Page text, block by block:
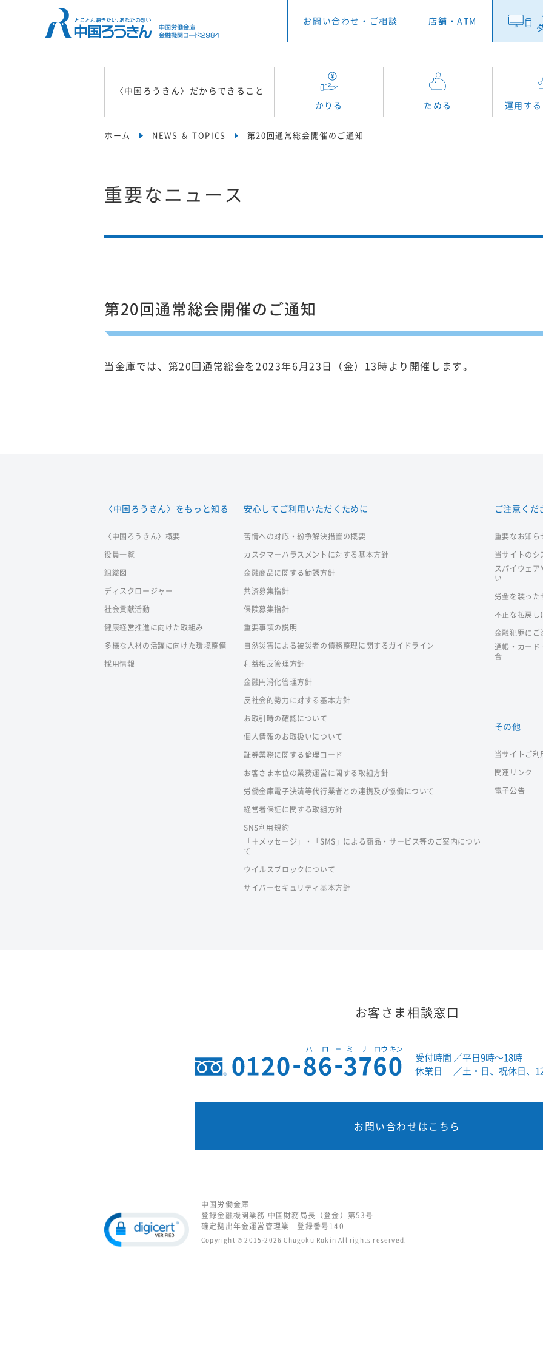
お問い合わせ ・ ご相談 店舗 ・ATM
〈中国ろうきん〉だからできること
かりる
ためる 運用す
ホーム NEWS ＆ TOPICS 第20回通常総会開催のご通知
重要なニュース
第20回通常総会開催のご通知
当金庫では、第20回通常総会を2023年6月23日（金）13時より開催します。
〈中国ろうきん〉をもっと知る
〈中国ろうきん〉概要
役員一覧
組織図
ディスクロージャー
社会貢献活動
健康経営推進に向けた取組み
多様な人材の活躍に向けた環境整備
採用情報
安心してご利用いただくために
苦情への対応・紛争解決措置の概要
カスタマーハラスメントに対する基本方針
金融商品に関する勧誘方針
共済募集指針
保険募集指針
重要事項の説明
自然災害による被災者の債務整理に関するガイドライン
利益相反管理方針
金融円滑化管理方針
反社会的勢力に対する基本方針
お取引時の確認について
個人情報のお取扱いについて
証券業務に関する倫理コード
お客さま本位の業務運営に関する取組方針
労働金庫電子決済等代行業者との連携及び協働について
経営者保証に関する取組方針
SNS利用規約
「＋メッセージ」・「SMS」による商品・サービス等のご案内につい
て
ウイルスブロックについて
サイバーセキュリティ基本方針
ご注意くだ
重要なお知ら
当サイトの
スパイウェ
い
労金を装っ
不正な払戻
金融犯罪にご
通帳・カー
合
その他
当サイトご
関連リンク
電子公告
お客さま相談窓口
受付時間 ／平日9時～18時
休業日
／土・日、祝休日、
お問い合わせはこちら
中国労働金庫
登録金融機関業務 中国財務局長（登金）第53号
確定拠出年金運営管理業 登録番号140
Copyright © 2015-2026 Chugoku Rokin All rights reserved.